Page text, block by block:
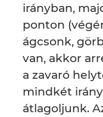
irányban,
ponton
ágcsonk,
van, akkor
a zavaró
mindkét
átlagoljunk.